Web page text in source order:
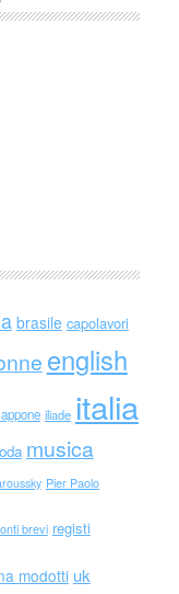
brasile capolavori
english
iliade italia
musica
Pier Paolo
brevi registi
modotti uk